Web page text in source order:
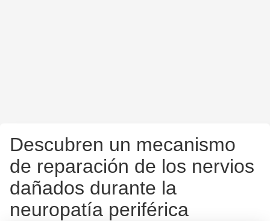
Descubren un mecanismo
de reparación de los nervios
dañados durante la
neuropatía periférica